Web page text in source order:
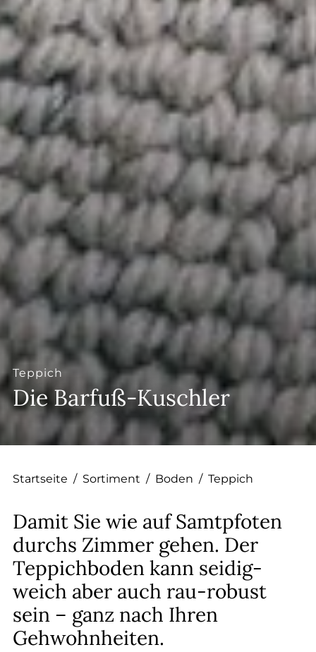
--
--
Teppich
Die Barfuß-Kuschler
Startseite / Sortiment / Boden / Teppich
Damit Sie wie auf Samtpfoten
durchs Zimmer gehen. Der
Teppichboden kann seidig-
weich aber auch rau-robust
sein – ganz nach Ihren
Gehwohnheiten.